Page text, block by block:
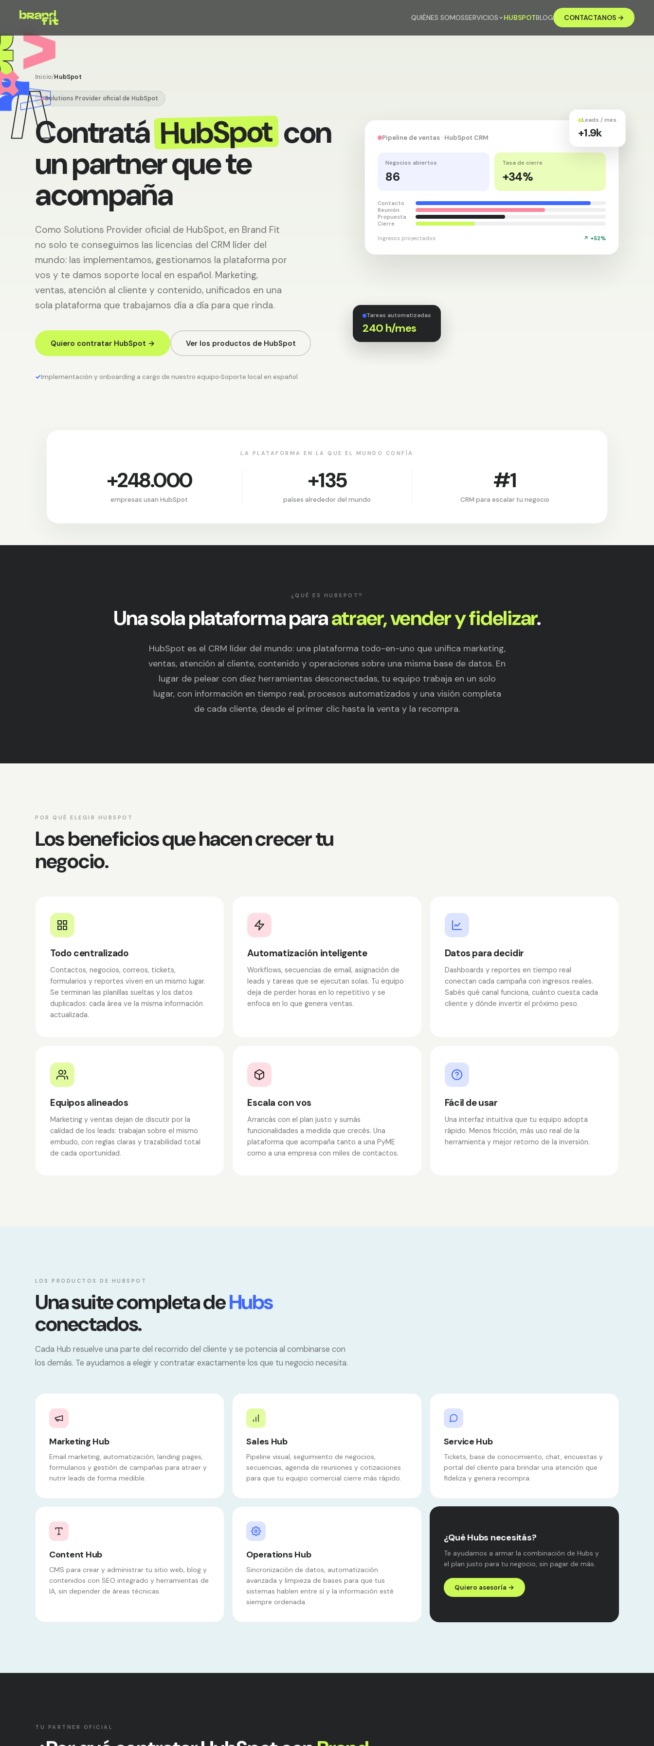
QUIÉNES SOMOSSERVICIOS HUBSPOTBLOG CONTACTANOS →
Inicio/HubSpot
Solutions Provider oficial de HubSpot
ContratáHubSpotcon
un partner que te
acompaña
Como Solutions Provider oficial de HubSpot, en Brand Fit
no solo te conseguimos las licencias del CRM líder del
mundo: las implementamos, gestionamos la plataforma por
vos y te damos soporte local en español. Marketing,
ventas, atención al cliente y contenido, unificados en una
sola plataforma que trabajamos día a día para que rinda.
Quiero contratar HubSpot → Ver los productos de HubSpot
✓Implementación y onboarding a cargo de nuestro equipo Soporte local en español
Pipeline de ventas · HubSpot CRM ···
Negocios abiertos
86
Tasa de cierre
+34%
Contacto
Reunión
Propuesta
Cierre
Ingresos proyectados ↗ +52%
Leads / mes
+1.9k
Tareas automatizadas
240 h/mes
LA PLATAFORMA EN LA QUE EL MUNDO CONFÍA
+248.000
empresas usan HubSpot
+135
países alrededor del mundo
#1
CRM para escalar tu negocio
¿QUÉ ES HUBSPOT?
Una sola plataforma paraatraer, vender y fidelizar.
HubSpot es el CRM líder del mundo: una plataforma todo-en-uno que unifica marketing,
ventas, atención al cliente, contenido y operaciones sobre una misma base de datos. En
lugar de pelear con diez herramientas desconectadas, tu equipo trabaja en un solo
lugar, con información en tiempo real, procesos automatizados y una visión completa
de cada cliente, desde el primer clic hasta la venta y la recompra.
POR QUÉ ELEGIR HUBSPOT
Los beneficios que hacen crecer tu
negocio.
Todo centralizado
Contactos, negocios, correos, tickets,
formularios y reportes viven en un mismo lugar.
Se terminan las planillas sueltas y los datos
duplicados: cada área ve la misma información
actualizada.
Automatización inteligente
Workflows, secuencias de email, asignación de
leads y tareas que se ejecutan solas. Tu equipo
deja de perder horas en lo repetitivo y se
enfoca en lo que genera ventas.
Datos para decidir
Dashboards y reportes en tiempo real
conectan cada campaña con ingresos reales.
Sabés qué canal funciona, cuánto cuesta cada
cliente y dónde invertir el próximo peso.
Equipos alineados
Marketing y ventas dejan de discutir por la
calidad de los leads: trabajan sobre el mismo
embudo, con reglas claras y trazabilidad total
de cada oportunidad.
Escala con vos
Arrancás con el plan justo y sumás
funcionalidades a medida que crecés. Una
plataforma que acompaña tanto a una PyME
como a una empresa con miles de contactos.
Fácil de usar
Una interfaz intuitiva que tu equipo adopta
rápido. Menos fricción, más uso real de la
herramienta y mejor retorno de la inversión.
LOS PRODUCTOS DE HUBSPOT
Una suite completa deHubs
conectados.
Cada Hub resuelve una parte del recorrido del cliente y se potencia al combinarse con
los demás. Te ayudamos a elegir y contratar exactamente los que tu negocio necesita.
Marketing Hub
Email marketing, automatización, landing pages,
formularios y gestión de campañas para atraer y
nutrir leads de forma medible.
Sales Hub
Pipeline visual, seguimiento de negocios,
secuencias, agenda de reuniones y cotizaciones
para que tu equipo comercial cierre más rápido.
Service Hub
Tickets, base de conocimiento, chat, encuestas y
portal del cliente para brindar una atención que
fideliza y genera recompra.
Content Hub
CMS para crear y administrar tu sitio web, blog y
contenidos con SEO integrado y herramientas de
IA, sin depender de áreas técnicas.
Operations Hub
Sincronización de datos, automatización
avanzada y limpieza de bases para que tus
sistemas hablen entre sí y la información esté
siempre ordenada.
¿Qué Hubs necesitás?
Te ayudamos a armar la combinación de Hubs y
el plan justo para tu negocio, sin pagar de más.
Quiero asesoría →
TU PARTNER OFICIAL